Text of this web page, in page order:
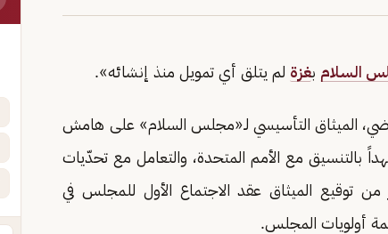
السلام بغزة لم يتلق أي تمويل منذ إنشائه».
الميثاق التأسيسي لـ«مجلس السلام» على هامش
بالتنسيق مع الأمم المتحدة، والتعامل مع تحدّيات
توقيع الميثاق عقد الاجتماع الأول للمجلس في